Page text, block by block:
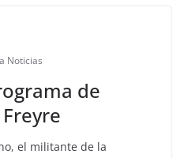
Noticias
de
el militante de la